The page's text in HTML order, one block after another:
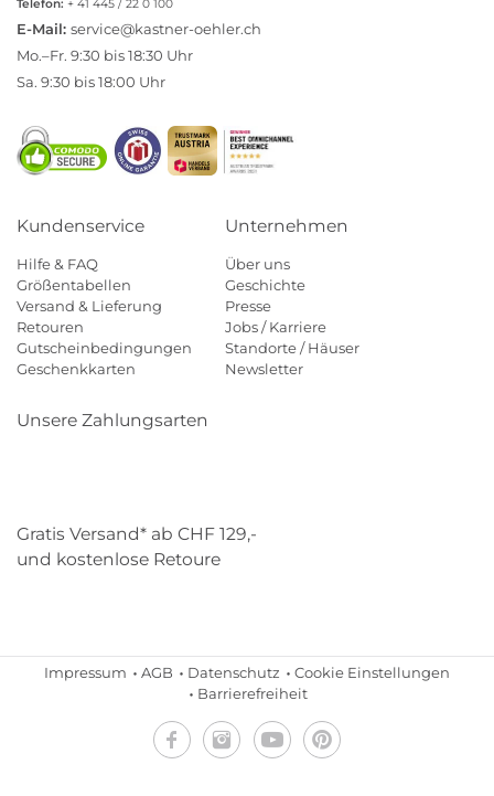
Telefon: + 41 445 / 22 0 100
E-Mail: service@kastner-oehler.ch
Mo.–Fr. 9:30 bis 18:30 Uhr
Sa. 9:30 bis 18:00 Uhr
Kundenservice
Hilfe & FAQ
Größentabellen
Versand & Lieferung
Retouren
Gutscheinbedingungen
Geschenkkarten
Unternehmen
Über uns
Geschichte
Presse
Jobs / Karriere
Standorte / Häuser
Newsletter
Unsere Zahlungsarten
Gratis Versand* ab CHF 129,-
und kostenlose Retoure
Impressum AGB Datenschutz
Cookie Einstellungen
Barrierefreiheit